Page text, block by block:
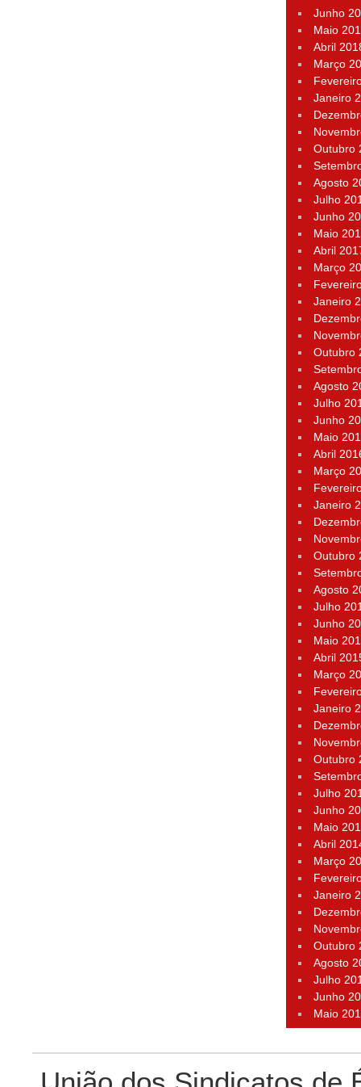
Junho
Maio
Abril
Março
Janeiro
Outubro
Agosto
Julho
Junho
Maio
Abril
Março
Janeiro
Outubro
Agosto
Julho
Junho
Maio
Abril
Março
Janeiro
Outubro
Agosto
Julho
Junho
Maio
Abril
Março
Janeiro
Outubro
Julho
Junho
Maio
Abril
Março
Janeiro
Outubro
Agosto
Julho
Junho
Maio